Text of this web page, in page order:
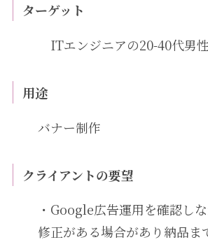
ターゲット
ITエンジニアの20-40代男性
用途
バナー制作
クライアントの要望
・Google広告運用を確認しな
修正がある場合があり納品ま